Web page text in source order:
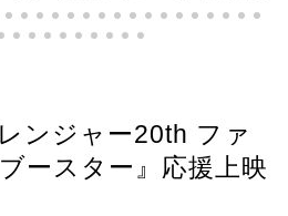
ンジャー20th ファ
ースター』応援上映